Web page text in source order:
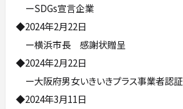
ーSDGs宣言企業
◆2024年2月22日
ー横浜市長 感謝状贈呈
◆2024年2月22日
ー大阪府男女いきいきプラス事業者認証
◆2024年3月11日